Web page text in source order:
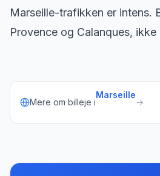
Marseille-trafikken er intens.
Provence og Calanques,
Mere om billeje i
Marseille
→